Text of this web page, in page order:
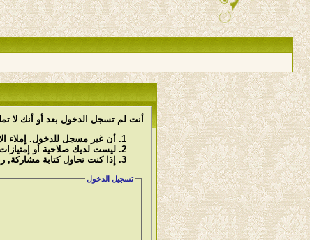
أنت لم تسجل الدخول بعد أو أنك لا
أن غير مسجل للدخول. إملاء
ليست لديك صلاحية أو
إذا كنت تحاول كتابة
تسجيل الدخول